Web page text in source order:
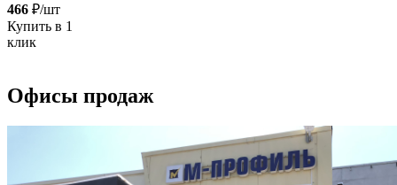
466 ₽/шт
Купить в 1
клик
Офисы продаж